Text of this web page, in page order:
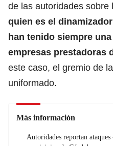
de las autoridades sobre
quien es el
han tenido siempre
empresas prestadoras
este caso, el gremio de
uniformado.
Más información
Autoridades reportan